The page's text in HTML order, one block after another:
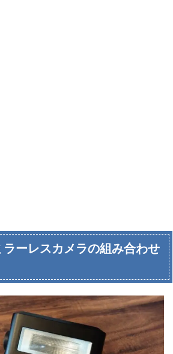
ーレスカメラの組み合わせ